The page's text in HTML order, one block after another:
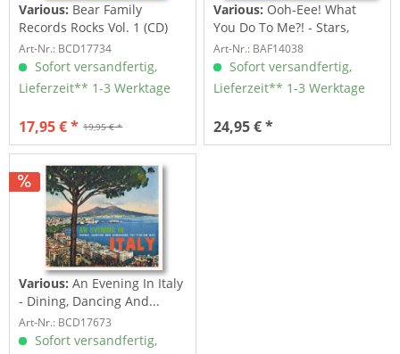
Various: Bear Family
Records Rocks Vol. 1 (CD)
Art-Nr.: BCD17734
Sofort versandfertig,
Lieferzeit** 1-3 Werktage
19,95 € *
17,95 € *
Various: Ooh-Eee! What
You Do To Me?! - Stars,
Inc....
Art-Nr.: BAF14038
Sofort versandfertig,
Lieferzeit** 1-3 Werktage
24,95 € *
Various: An Evening In Italy
- Dining, Dancing And...
Art-Nr.: BCD17673
Sofort versandfertig,